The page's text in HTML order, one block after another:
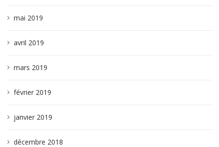
mai 2019
avril 2019
mars 2019
février 2019
janvier 2019
décembre 2018